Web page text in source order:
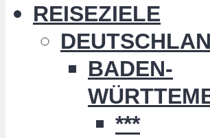
REISEZIELE
BADEN-
***